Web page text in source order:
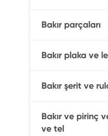
Bakır parçaları
Bakır plaka ve
Bakır şerit ve
Bakır ve pirinç
ve tel